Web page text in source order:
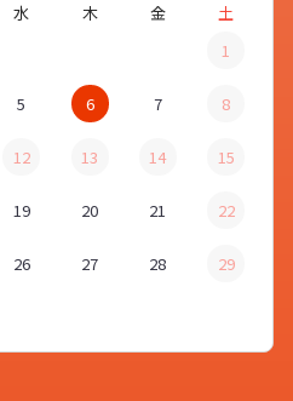
水 木 金
土
1
5 6 7 8
12 13 14 15
19 20 21 22
26 27 28 29